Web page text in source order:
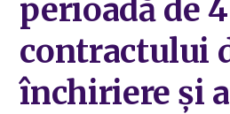
perioadă de
contractului
închiriere și a